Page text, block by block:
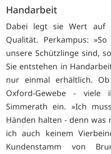
Handarbeit
Dabei legt sie Wert auf
Qualität. Perkampus:
unsere Schützlinge sind,
Sie entstehen in
nur einmal erhältlich.
Oxford-Gewebe -
Simmerath ein. »Ich
Händen halten - denn
ich auch keinem
Kundenstamm von